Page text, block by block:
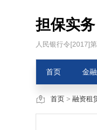
担保实务
人民银行令[2017]
首页 金
首页 > 融资租